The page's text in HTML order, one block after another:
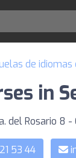
de
in
del Rosario 8 -
53 44